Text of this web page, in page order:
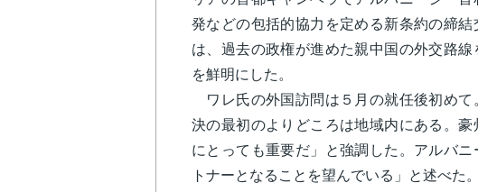
発などの包括的協力を定める新条約の締
は、過去の政権が進めた親中国の外交路
を鮮明にした。
ワレ氏の外国訪問は５月の就任後初め
決の最初のよりどころは地域内にある。
にとっても重要だ」と強調した。アルバ
トナーとなることを望んでいる」と述べた